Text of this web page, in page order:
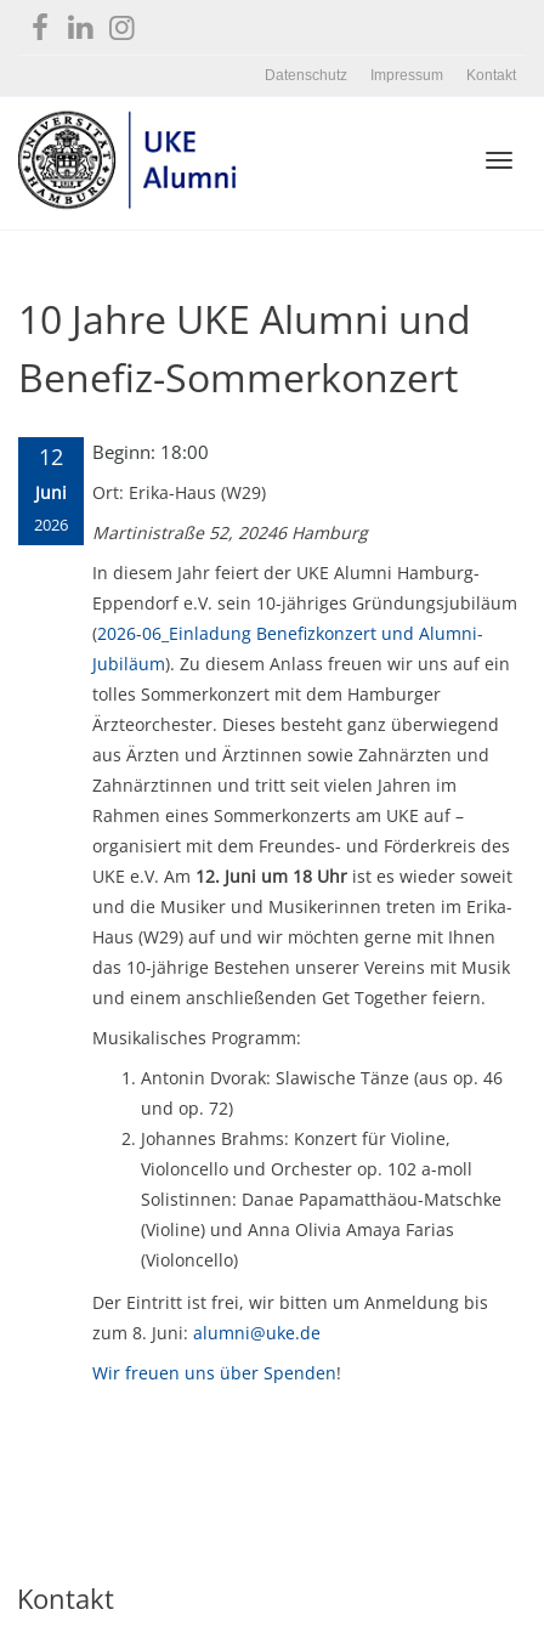
Datenschutz Impressum Kontakt
10 Jahre UKE Alumni und
Benefiz-Sommerkonzert
12
Juni
2026
Beginn: 18:00
Ort: Erika-Haus (W29)
Martinistraße 52, 20246 Hamburg
In diesem Jahr feiert der UKE Alumni Hamburg-
Eppendorf e.V. sein 10-jähriges Gründungsjubiläum
(2026-06_Einladung Benefizkonzert und Alumni-
Jubiläum). Zu diesem Anlass freuen wir uns auf ein
tolles Sommerkonzert mit dem Hamburger
Ärzteorchester. Dieses besteht ganz überwiegend
aus Ärzten und Ärztinnen sowie Zahnärzten und
Zahnärztinnen und tritt seit vielen Jahren im
Rahmen eines Sommerkonzerts am UKE auf –
organisiert mit dem Freundes- und Förderkreis des
UKE e.V. Am 12. Juni um 18 Uhr ist es wieder soweit
und die Musiker und Musikerinnen treten im Erika-
Haus (W29) auf und wir möchten gerne mit Ihnen
das 10-jährige Bestehen unserer Vereins mit Musik
und einem anschließenden Get Together feiern.
Musikalisches Programm:
Antonin Dvorak: Slawische Tänze (aus op. 46
und op. 72)
Johannes Brahms: Konzert für Violine,
Violoncello und Orchester op. 102 a-moll
Solistinnen: Danae Papamatthäou-Matschke
(Violine) und Anna Olivia Amaya Farias
(Violoncello)
Der Eintritt ist frei, wir bitten um Anmeldung bis
zum 8. Juni: alumni@uke.de
Wir freuen uns über Spenden!
Kontakt